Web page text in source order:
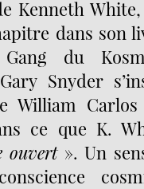
Kenneth
dans son
du
Snyder
William
ce que K.
ouvert». Un